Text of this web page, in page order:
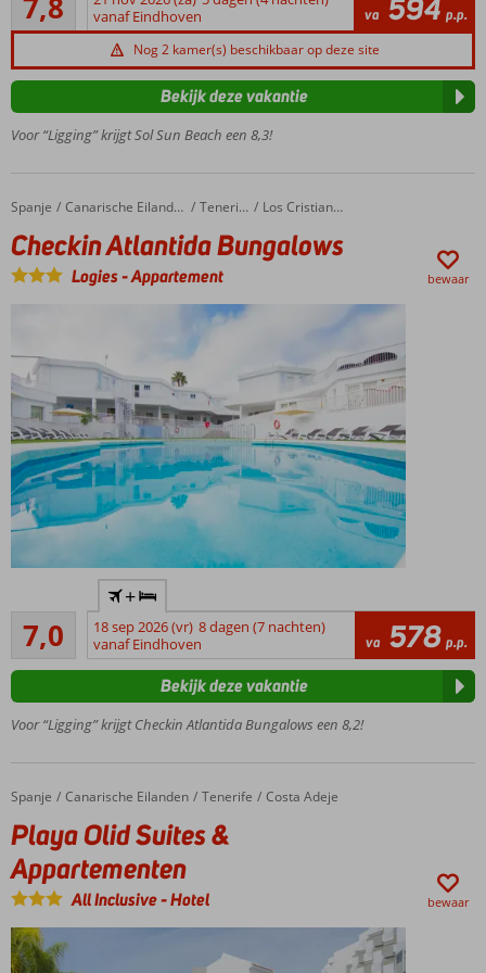
Gezinsvriendelijke
voorzieningen
Centraal
in Costa
Adeje
met
12
beoordelingenvanaf Eindhoven
va 594 p.p.
Nog 2 kamer(s) beschikbaar op deze site
Voor “Ligging” krijgt Sol Sun Beach een 8,3!
Bekijk deze vakantie
Home
Spanje Canarische Eilanden Tenerife Los Cristianos
Checkin Atlantida Bungalows
Checkin Atlantida Bungalows
Logies-Appartement bewaar
Centrum
Cristianos
en strand
op
zwembaden
Zelf
All
Inclusive
Een fijn
complex
7,0Voldoende/goed
78
beoordelingen
+
18 sep 2026 (vr) 8 dagen (7 nachten)
vanaf Eindhoven
va 578 p.p.
Voor “Ligging” krijgt Checkin Atlantida Bungalows een 8,2!
Bekijk deze vakantie
Home
Spanje Canarische Eilanden Tenerife Costa Adeje
Playa Olid Suites & Appartementen
Playa Olid Suites &
Appartementen
All Inclusive-Hotel bewaar